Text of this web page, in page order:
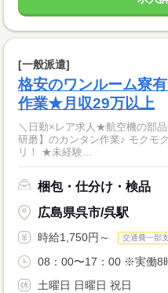
[一般派遣]
格安のワンルーム寮
作業★月収29万以上
＼日勤×レア求人★航空機の部
研磨】のカンタン作業♪ モクモ
リ！ ★未経験...
梱包・仕分け・検品
広島県呉市/呉駅
時給1,750円～ 交通費一部
08：00〜17：00 ※実働8
土曜日 日曜日 祝日